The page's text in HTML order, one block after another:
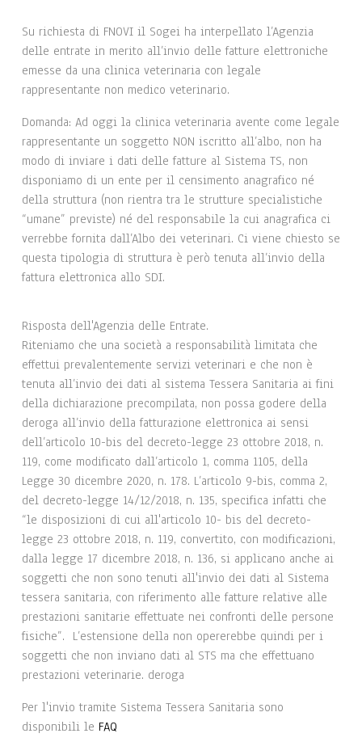
Su richiesta di FNOVI il Sogei ha interpellato l’Agenzia
delle entrate in merito all’invio delle fatture elettroniche
emesse da una clinica veterinaria con legale
rappresentante non medico veterinario.
Domanda: Ad oggi la clinica veterinaria avente come legale
rappresentante un soggetto NON iscritto all’albo, non ha
modo di inviare i dati delle fatture al Sistema TS, non
disponiamo di un ente per il censimento anagrafico né
della struttura (non rientra tra le strutture specialistiche
“umane” previste) né del responsabile la cui anagrafica ci
verrebbe fornita dall’Albo dei veterinari. Ci viene chiesto se
questa tipologia di struttura è però tenuta all’invio della
fattura elettronica allo SDI.
Risposta dell'Agenzia delle Entrate.
Riteniamo che una società a responsabilità limitata che
effettui prevalentemente servizi veterinari e che non è
tenuta all’invio dei dati al sistema Tessera Sanitaria ai fini
della dichiarazione precompilata, non possa godere della
deroga all’invio della fatturazione elettronica ai sensi
dell’articolo 10-bis del decreto-legge 23 ottobre 2018, n.
119, come modificato dall’articolo 1, comma 1105, della
Legge 30 dicembre 2020, n. 178. L’articolo 9-bis, comma 2,
del decreto-legge 14/12/2018, n. 135, specifica infatti che
“le disposizioni di cui all'articolo 10- bis del decreto-
legge 23 ottobre 2018, n. 119, convertito, con modificazioni,
dalla legge 17 dicembre 2018, n. 136, si applicano anche ai
soggetti che non sono tenuti all'invio dei dati al Sistema
tessera sanitaria, con riferimento alle fatture relative alle
prestazioni sanitarie effettuate nei confronti delle persone
fisiche”. L’estensione della non opererebbe quindi per i
soggetti che non inviano dati al STS ma che effettuano
prestazioni veterinarie. deroga
Per l'invio tramite Sistema Tessera Sanitaria sono
disponibili le FAQ